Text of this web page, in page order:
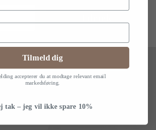
Tilmeld dig
accepterer du at modtage relevant email
markedsføring.
tak – jeg vil ikke spare 10%